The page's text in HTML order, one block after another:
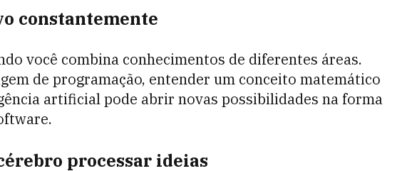
constantemente
você combina conhecimentos de diferentes áreas.
de programação, entender um conceito matemático
artificial pode abrir novas possibilidades na forma
processar ideias